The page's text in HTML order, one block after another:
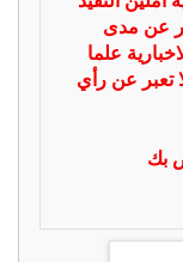
عن مدى
علما
تعبر عن رأي
بك